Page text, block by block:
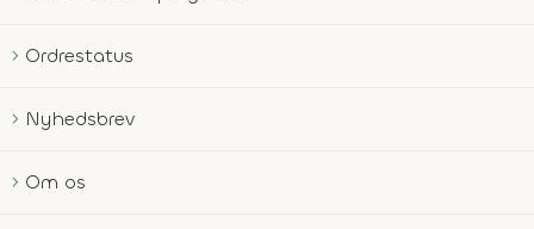
Ordrestatus
Nyhedsbrev
Om os